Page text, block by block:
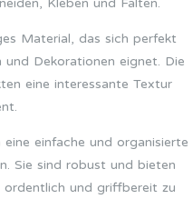
Kleben und Falten.
Material, das sich perfekt
Dekorationen eignet. Die
eine interessante Textur
einfache und organisierte
Sie sind robust und bieten
ordentlich und griffbereit zu